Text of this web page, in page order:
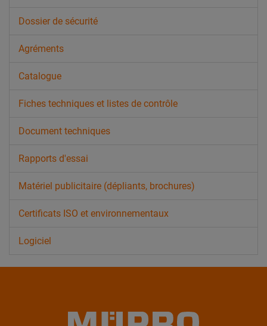
Dossier de sécurité
Agréments
Catalogue
Fiches techniques et listes de contrôle
Document techniques
Rapports d'essai
Matériel publicitaire (dépliants, brochures)
Certificats ISO et environnementaux
Logiciel